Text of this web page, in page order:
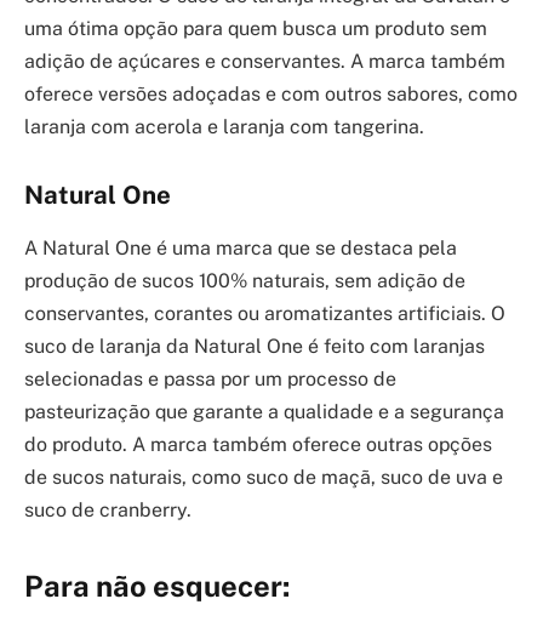
uma ótima opção para quem busca um produto sem
adição de açúcares e conservantes. A marca também
oferece versões adoçadas e com outros sabores, como
laranja com acerola e laranja com tangerina.
Natural One
A Natural One é uma marca que se destaca pela
produção de sucos 100% naturais, sem adição de
conservantes, corantes ou aromatizantes artificiais. O
suco de laranja da Natural One é feito com laranjas
selecionadas e passa por um processo de
pasteurização que garante a qualidade e a segurança
do produto. A marca também oferece outras opções
de sucos naturais, como suco de maçã, suco de uva e
suco de cranberry.
Para não esquecer: